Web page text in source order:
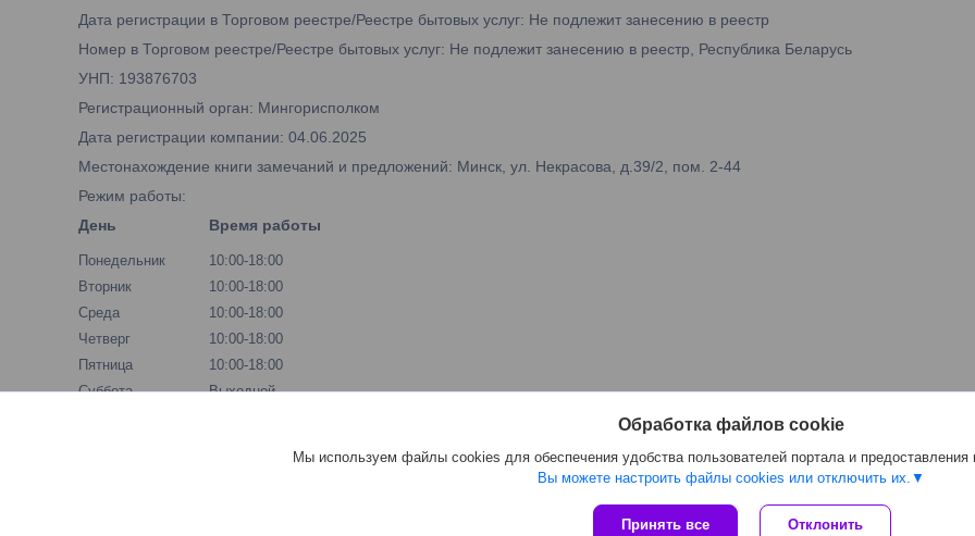
Дата регистрации в Торговом реестре/Реестре бытовых услуг: Не подлежит занесению в реестр
Номер в Торговом реестре/Реестре бытовых услуг: Не подлежит занесению в реестр, Республика Беларусь
УНП: 193876703
Регистрационный орган: Мингорисполком
Дата регистрации компании: 04.06.2025
Местонахождение книги замечаний и предложений: Минск, ул. Некрасова, д.39/2, пом. 2-44
Режим работы:
День
Время работы
Понедельник
10:00-18:00
Вторник
10:00-18:00
Среда
10:00-18:00
Четверг
10:00-18:00
Пятница
10:00-18:00
Суббота
Выходной
Сайт создан на платформе Deal.by
Обработка файлов cookie
Мы используем файлы cookies для обеспечения удобства пользователей портала и
Вы можете настроить файлы cookies или отключить их.
Принять все Отклонить